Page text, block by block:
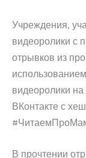
Учреждения,
видеоролики с
отрывков из
видеоролики на
ВКонтакте с
В прочтении